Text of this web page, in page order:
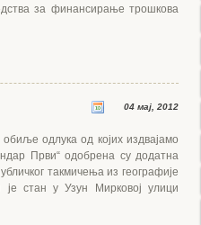
за финансирање трошкова
04 мај, 2012
одлука од којих издвајамо
Први“ одобрена су додатна
такмичења из географије
стан у Узун Мирковој улици